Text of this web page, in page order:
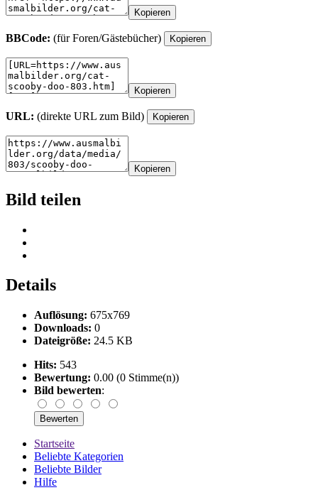
Kopieren
BBCode: (für Foren/Gästebücher) Kopieren
Kopieren
URL: (direkte URL zum Bild) Kopieren
Kopieren
Bild teilen
Details
Auflösung: 675x769
Downloads: 0
Dateigröße: 24.5 KB
Hits: 543
Bewertung: 0.00 (0 Stimme(n))
Bild bewerten:
Startseite
Beliebte Kategorien
Beliebte Bilder
Hilfe